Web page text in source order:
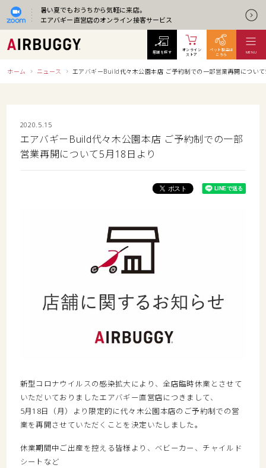
暑い夏でもおうちから気軽に来店。
エアバギー直営店のオンライン接客サービス
ホーム ニュース エアバギーBuild代々木公園本店 ご予約制での一部営業再開につい
2020.5.15
エアバギーBuild代々木公園本店 ご予約制での一部
営業再開について5月18日より
新型コロナウイルスの感染拡大により、全店臨時休業とさせて
いただいておりましたエアバギー直営店につきまして、
5月18日（月）より限定的に代々木公園本店のご予約制での営
業を再開させていただくことを決定いたしました。
休業期間中ご出産を控える皆様より、ベビーカー、チャイルド
シートなど
店舗を探す
オンライン
ストア
ペット製品は
こちら
MENU